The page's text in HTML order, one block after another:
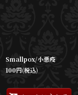
Smallpox/小悪疫
100円(税込)